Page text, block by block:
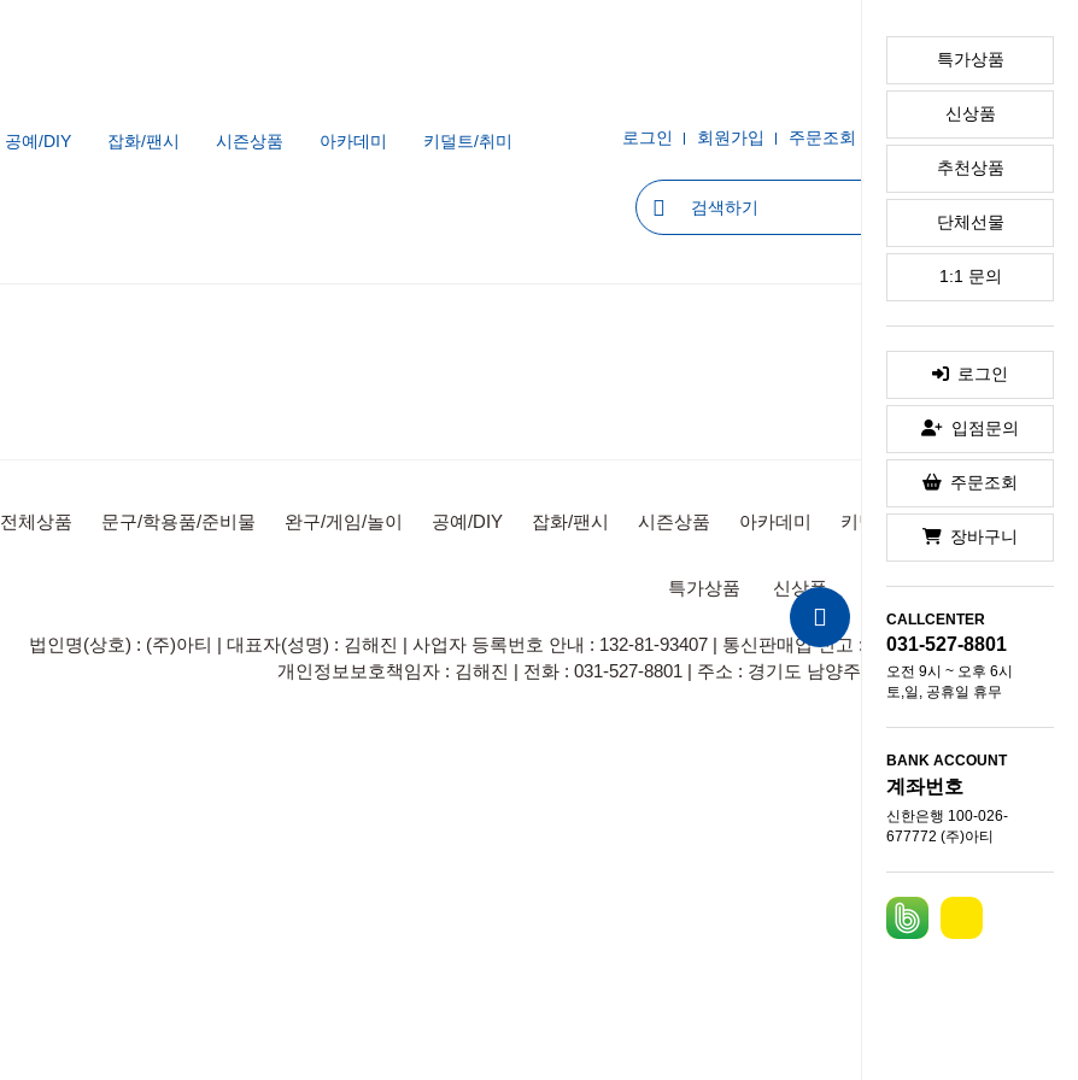
공예/DIY 잡화/팬시 시즌상품 아카데미 키덜트/취미 로그인 회원가입 주문조회 장바구니 이용안내
특가상품
신상품
추천상품
단체선물
1:1 문의
로그인
입점문의
주문조회
장바구니
CALLCENTER
031-527-8801
오전 9시 ~ 오후 6시
토,일, 공휴일 휴무
BANK ACCOUNT
계좌번호
신한은행 100-026-
677772 (주)아티
전체상품 문구/학용품/준비물 완구/게임/놀이 공예/DIY 잡화/팬시 시즌상품 아카데미 키덜트/취미 협력업체
특가상품 신상품 추천상품 단체선물
법인명(상호) : (주)아티 | 대표자(성명) : 김해진 | 사업자 등록번호 안내 : 132-81-93407 | 통신판매업 신고 : 2022-진접오남-0010 |
개인정보보호책임자 : 김해진 | 전화 : 031-527-8801 | 주소 : 경기도 남양주시 오남읍 경복대로 36